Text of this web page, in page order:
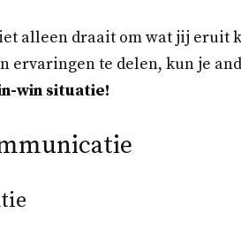
alleen draait om wat jij eruit
ervaringen te delen, kun je
win situatie!